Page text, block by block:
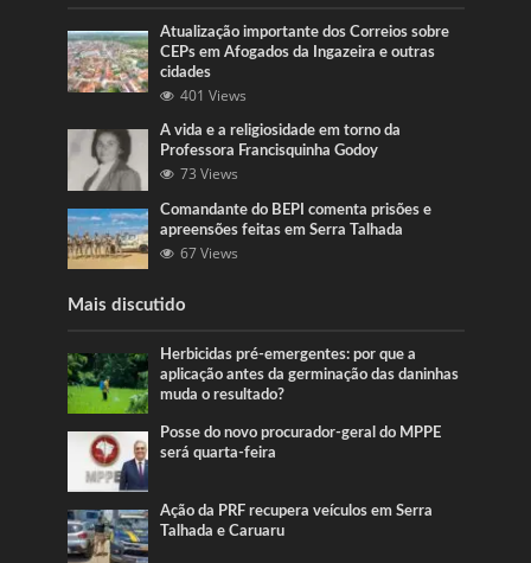
Atualização importante dos Correios sobre
CEPs em Afogados da Ingazeira e outras
cidades
401 Views
A vida e a religiosidade em torno da
Professora Francisquinha Godoy
73 Views
Comandante do BEPI comenta prisões e
apreensões feitas em Serra Talhada
67 Views
Mais discutido
Herbicidas pré-emergentes: por que a
aplicação antes da germinação das daninhas
muda o resultado?
Posse do novo procurador-geral do MPPE
será quarta-feira
Ação da PRF recupera veículos em Serra
Talhada e Caruaru